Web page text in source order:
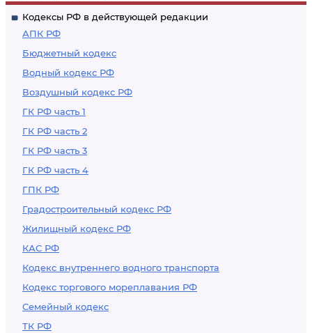
Кодексы РФ в действующей редакции
АПК РФ
Бюджетный кодекс
Водный кодекс РФ
Воздушный кодекс РФ
ГК РФ часть 1
ГК РФ часть 2
ГК РФ часть 3
ГК РФ часть 4
ГПК РФ
Градостроительный кодекс РФ
Жилищный кодекс РФ
КАС РФ
Кодекс внутреннего водного транспорта
Кодекс торгового мореплавания РФ
Семейный кодекс
ТК РФ